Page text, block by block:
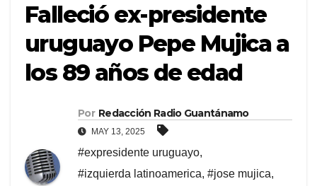
Falleció ex-presidente
uruguayo Pepe Mujica a
los 89 años de edad
Por Redacción Radio Guantánamo
MAY 13, 2025
#expresidente uruguayo,
#izquierda latinoamerica, #jose mujica,